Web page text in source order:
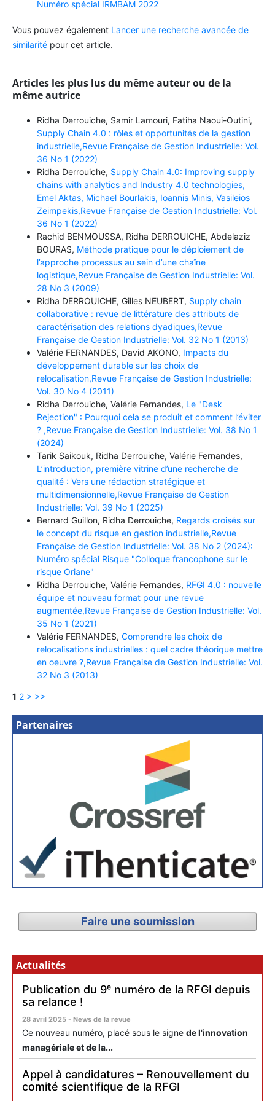
Numéro spécial IRMBAM 2022
Vous pouvez également Lancer une recherche avancée de
similaritépour cet article.
Articles les plus lus du même auteur ou de la
même autrice
Ridha Derrouiche, Samir Lamouri, Fatiha Naoui-Outini,
Supply Chain 4.0 : rôles et opportunités de la gestion
industrielle,Revue Française de Gestion Industrielle: Vol.
36 No 1 (2022)
Ridha Derrouiche, Supply Chain 4.0: Improving supply
chains with analytics and Industry 4.0 technologies,
Emel Aktas, Michael Bourlakis, Ioannis Minis, Vasileios
Zeimpekis,Revue Française de Gestion Industrielle: Vol.
36 No 1 (2022)
Rachid BENMOUSSA, Ridha DERROUICHE, Abdelaziz
BOURAS, Méthode pratique pour le déploiement de
l’approche processus au sein d’une chaîne
logistique,Revue Française de Gestion Industrielle: Vol.
28 No 3 (2009)
Ridha DERROUICHE, Gilles NEUBERT, Supply chain
collaborative : revue de littérature des attributs de
caractérisation des relations dyadiques,Revue
Française de Gestion Industrielle: Vol. 32 No 1 (2013)
Valérie FERNANDES, David AKONO, Impacts du
développement durable sur les choix de
relocalisation,Revue Française de Gestion Industrielle:
Vol. 30 No 4 (2011)
Ridha Derrouiche, Valérie Fernandes, Le "Desk
Rejection" : Pourquoi cela se produit et comment l’éviter
? ,Revue Française de Gestion Industrielle: Vol. 38 No 1
(2024)
Tarik Saikouk, Ridha Derrouiche, Valérie Fernandes,
L’introduction, première vitrine d’une recherche de
qualité : Vers une rédaction stratégique et
multidimensionnelle,Revue Française de Gestion
Industrielle: Vol. 39 No 1 (2025)
Bernard Guillon, Ridha Derrouiche, Regards croisés sur
le concept du risque en gestion industrielle,Revue
Française de Gestion Industrielle: Vol. 38 No 2 (2024):
Numéro spécial Risque "Colloque francophone sur le
risque Oriane"
Ridha Derrouiche, Valérie Fernandes, RFGI 4.0 : nouvelle
équipe et nouveau format pour une revue
augmentée,Revue Française de Gestion Industrielle: Vol.
35 No 1 (2021)
Valérie FERNANDES, Comprendre les choix de
relocalisations industrielles : quel cadre théorique mettre
en oeuvre ?,Revue Française de Gestion Industrielle: Vol.
32 No 3 (2013)
1 2 > >>
Partenaires
Faire une soumission
Actualités
Publication du 9ᵉ numéro de la RFGI depuis
sa relance !
28 avril 2025 - News de la revue
Ce nouveau numéro, placé sous le signe de l'innovation
managériale et de la...
Appel à candidatures – Renouvellement du
comité scientifique de la RFGI